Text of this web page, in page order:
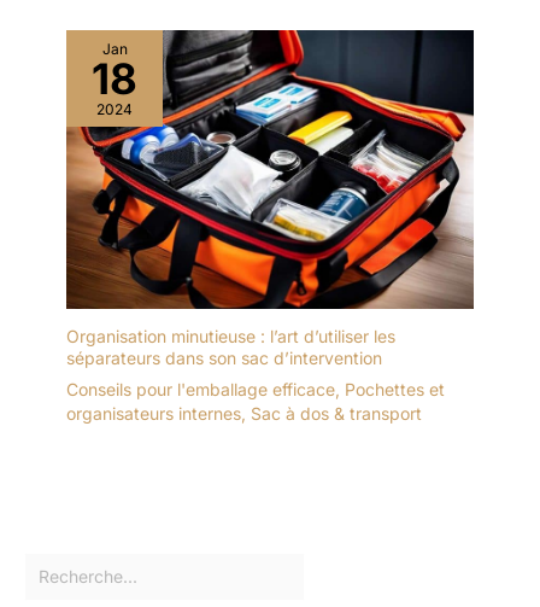
Jan
18
2024
Organisation minutieuse : l’art d’utiliser les
séparateurs dans son sac d’intervention
Conseils pour l'emballage efficace, Pochettes et
organisateurs internes, Sac à dos & transport